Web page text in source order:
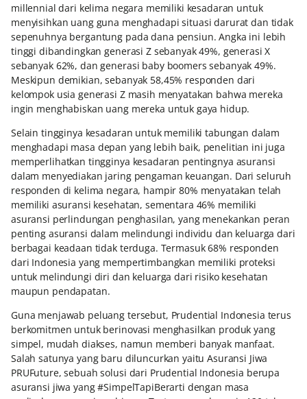
millennial dari kelima negara memiliki kesadaran untuk
menyisihkan uang guna menghadapi situasi darurat dan tidak
sepenuhnya bergantung pada dana pensiun. Angka ini lebih
tinggi dibandingkan generasi Z sebanyak 49%, generasi X
sebanyak 62%, dan generasi baby boomers sebanyak 49%.
Meskipun demikian, sebanyak 58,45% responden dari
kelompok usia generasi Z masih menyatakan bahwa mereka
ingin menghabiskan uang mereka untuk gaya hidup.
Selain tingginya kesadaran untuk memiliki tabungan dalam
menghadapi masa depan yang lebih baik, penelitian ini juga
memperlihatkan tingginya kesadaran pentingnya asuransi
dalam menyediakan jaring pengaman keuangan. Dari seluruh
responden di kelima negara, hampir 80% menyatakan telah
memiliki asuransi kesehatan, sementara 46% memiliki
asuransi perlindungan penghasilan, yang menekankan peran
penting asuransi dalam melindungi individu dan keluarga dari
berbagai keadaan tidak terduga. Termasuk 68% responden
dari Indonesia yang mempertimbangkan memiliki proteksi
untuk melindungi diri dan keluarga dari risiko kesehatan
maupun pendapatan.
Guna menjawab peluang tersebut, Prudential Indonesia terus
berkomitmen untuk berinovasi menghasilkan produk yang
simpel, mudah diakses, namun memberi banyak manfaat.
Salah satunya yang baru diluncurkan yaitu Asuransi Jiwa
PRUFuture, sebuah solusi dari Prudential Indonesia berupa
asuransi jiwa yang #SimpelTapiBerarti dengan masa